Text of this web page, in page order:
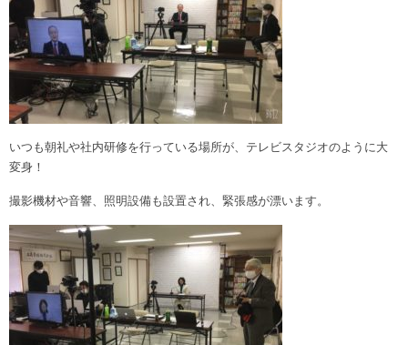
いつも朝礼や社内研修を行っている場所が、テレビスタジオのように大
変身！
撮影機材や音響、照明設備も設置され、緊張感が漂います。